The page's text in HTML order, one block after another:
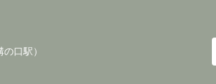
口駅）